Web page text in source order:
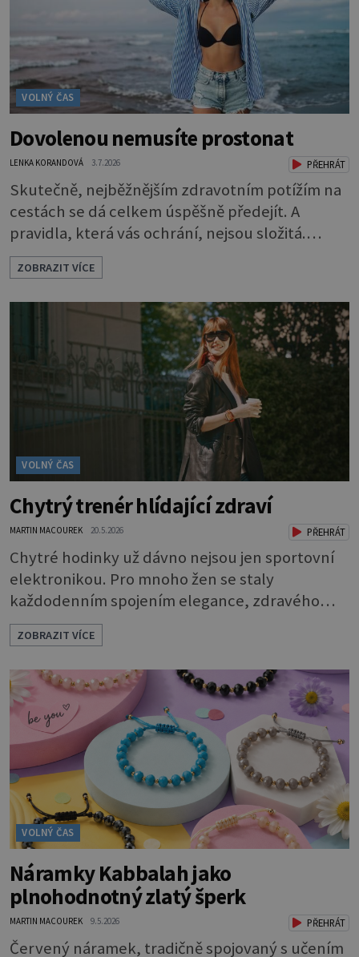
VOLNÝ ČAS
Dovolenou nemusíte prostonat
LENKA KORANDOVÁ 3.7.2026 PŘEHRÁT
Skutečně, nejběžnějším zdravotním potížím na
cestách se dá celkem úspěšně předejít. A
pravidla, která vás ochrání, nejsou složitá.
Riziko na talíři Drtivou většinu cestovatelských
průjmů vyvolávají fekální bakterie. Do kuchyně
se mohou dostat s přirozeně hnojenou
zeleninou a při nedostatečné hygieně při
přípravě a výdeji jídla se snadno rozšíří ze
zeleninového salátu i na další potraviny. Dobro
ZOBRAZIT VÍCE
VOLNÝ ČAS
Chytrý trenér hlídající zdraví
MARTIN MACOUREK 20.5.2026 PŘEHRÁT
Chytré hodinky už dávno nejsou jen sportovní
elektronikou. Pro mnoho žen se staly
každodenním spojením elegance, zdravého
životního stylu a moderních technologií.
Huawei dnes ukazuje, že smartwatch mohou
působit stejně stylově jako klasické hodinky — a
současně nabídnout překvapivě sofistikované
funkce pro péči o zdraví i aktivní život.
Elegantní design, tenké profily, kvalitní
materiály a
ZOBRAZIT VÍCE
VOLNÝ ČAS
Náramky Kabbalah jako
plnohodnotný zlatý šperk
MARTIN MACOUREK 9.5.2026 PŘEHRÁT
Červený náramek, tradičně spojovaný s učením